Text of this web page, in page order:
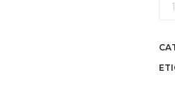
Ecu
/
)